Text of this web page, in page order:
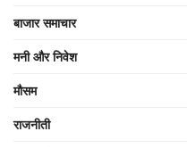
बाजार समाचार
मनी और निवेश
मौसम
राजनीती